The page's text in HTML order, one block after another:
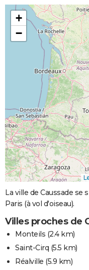
+
−
La ville de Caussade se
Paris (à vol d'oiseau).
Villes proches de
Monteils (2.4 km)
Saint-Cirq (5.5 km)
Réalville (5.9 km)